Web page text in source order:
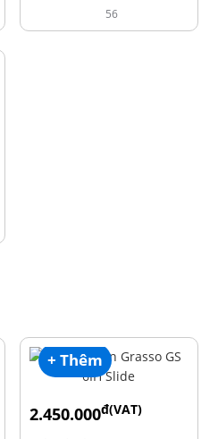
56
+ Thêm
2.450.000đ(VAT)
3.560.000